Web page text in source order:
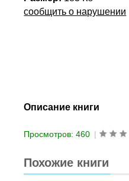
сообщить о нарушении
Описание книги
Просмотров: 460 |
Похожие книги